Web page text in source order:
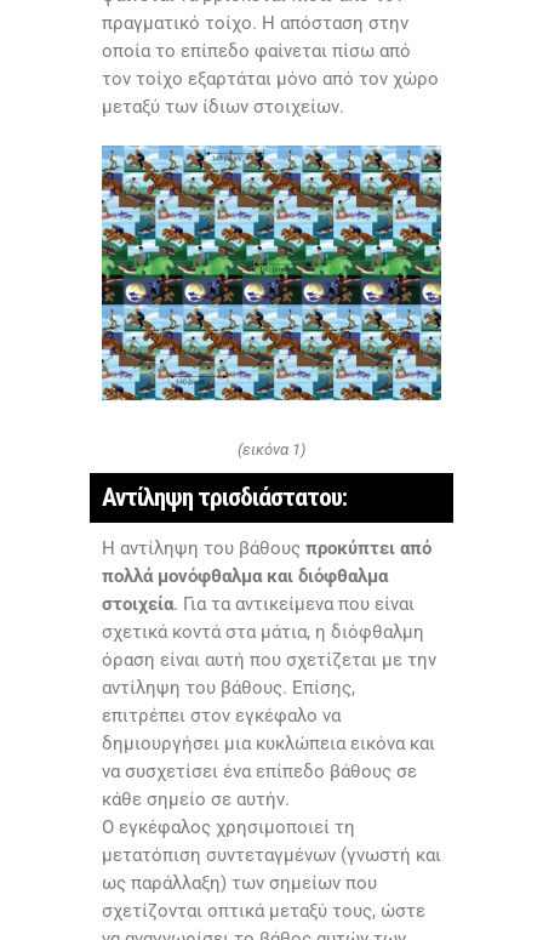
πραγματικό τοίχο. Η απόσταση στην
οποία το επίπεδο φαίνεται πίσω από
τον τοίχο εξαρτάται μόνο από τον χώρο
μεταξύ των ίδιων στοιχείων.
(εικόνα 1)
Αντίληψη τρισδιάστατου:
Η αντίληψη του βάθους προκύπτει από
πολλά μονόφθαλμα και διόφθαλμα
στοιχεία. Για τα αντικείμενα που είναι
σχετικά κοντά στα μάτια, η διόφθαλμη
όραση είναι αυτή που σχετίζεται με την
αντίληψη του βάθους. Επίσης,
επιτρέπει στον εγκέφαλο να
δημιουργήσει μια κυκλώπεια εικόνα και
να συσχετίσει ένα επίπεδο βάθους σε
κάθε σημείο σε αυτήν.
Ο εγκέφαλος χρησιμοποιεί τη
μετατόπιση συντεταγμένων (γνωστή και
ως παράλλαξη) των σημείων που
σχετίζονται οπτικά μεταξύ τους, ώστε